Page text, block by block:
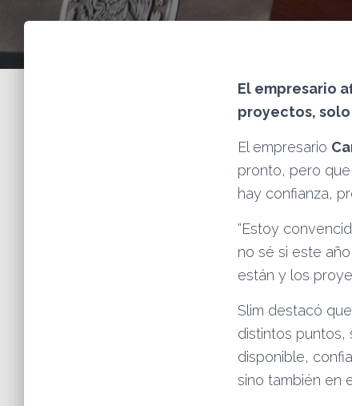
El empresario
proyectos,
El empresario
pronto, pero
hay confianza,
“Estoy
no sé si este
están y los
Slim destacó
distintos
disponible,
sino también en